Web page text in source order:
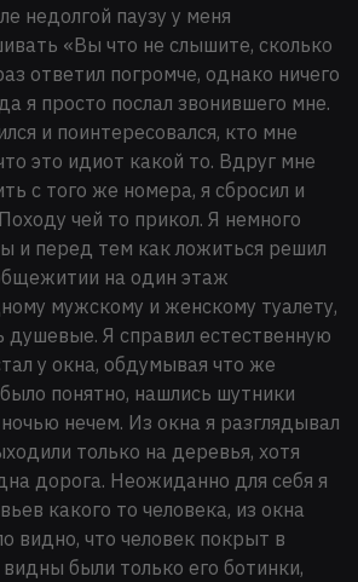
недолгой паузу у меня
«Вы что не слышите, сколько
ответил погромче, однако ничего
я просто послал звонившего мне.
и поинтересовался, кто мне
это идиот какой то. Вдруг мне
с того же номера, я сбросил и
чей то прикол. Я немного
и перед тем как ложиться решил
на один этаж
мужскому и женскому туалету,
душевые. Я справил естественную
у окна, обдумывая что же
понятно, нашлись шутники
нечем. Из окна я разглядывал
только на деревья, хотя
дорога. Неожиданно для себя я
какого то человека, из окна
видно, что человек покрыт в
были только его ботинки,